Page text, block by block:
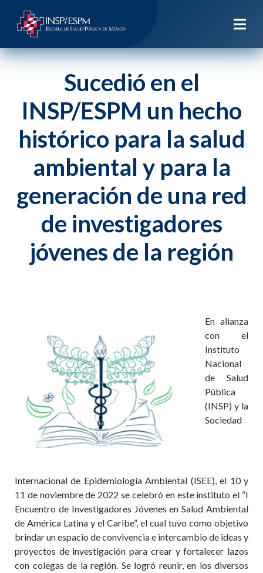
Sucedió en el
INSP/ESPM un hecho
histórico para la salud
ambiental y para la
generación de una red
de investigadores
jóvenes de la región
En alianza
con el
Instituto
Nacional
de Salud
Pública
(INSP) y la
Sociedad
Internacional de Epidemiología Ambiental (ISEE), el 10 y
11 de noviembre de 2022 se celebró en este instituto el “I
Encuentro de Investigadores Jóvenes en Salud Ambiental
de América Latina y el Caribe”, el cual tuvo como objetivo
brindar un espacio de convivencia e intercambio de ideas y
proyectos de investigación para crear y fortalecer lazos
con colegas de la región. Se logró reunir, en los diversos